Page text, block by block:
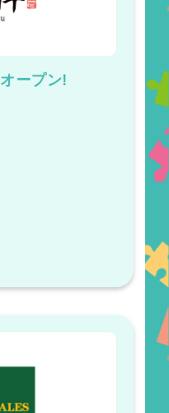
オープン!